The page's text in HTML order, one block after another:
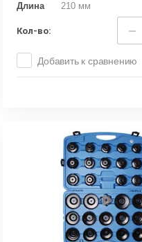
Длина 210 мм
Кол-во: −
Добавить к сравнению